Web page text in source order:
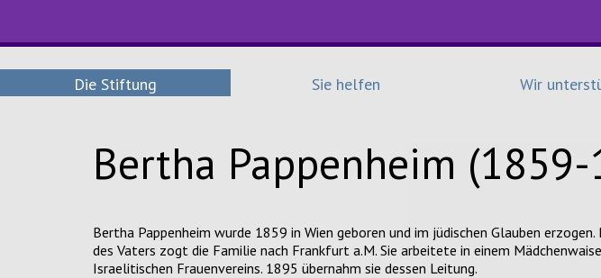
Die Stiftung Sie helfen Wir
Bertha Pappenheim
Bertha Pappenheim wurde 1859 in Wien geboren und im jüdischen Glauben erzogen.
des Vaters zogt die Familie nach Frankfurt a.M. Sie arbeitete in einem
Israelitischen Frauenvereins. 1895 übernahm sie dessen Leitung.